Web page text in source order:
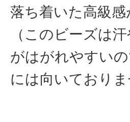
落ち着いた高級
（このビーズは
がはがれやすい
には向いておりま